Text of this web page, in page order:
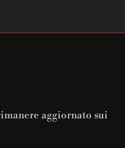
aggiornato sui